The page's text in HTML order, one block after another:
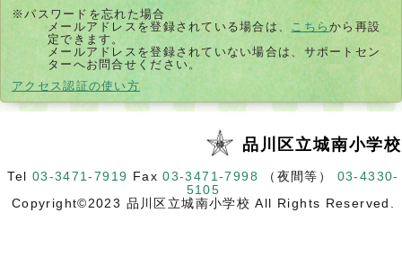
※パスワードを忘れた場合
メールアドレスを登録されている場合は、 こちらから再設
定できます。
メールアドレスを登録されていない場合は、サポートセン
ターへお問合せください。
アクセス認証の使い方
ィ
開
品川区立城南小学校
Tel 03-3471-7919 Fax03-3471-7998 （夜間等） 03-4330-
5105
Copyright©2023 品川区立城南小学校 All Rights Reserved.